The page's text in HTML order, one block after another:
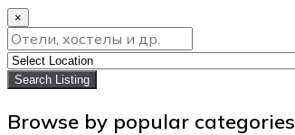
×
Search Listing
Browse by popular categories